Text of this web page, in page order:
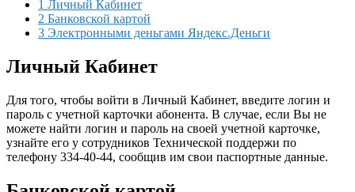
1 Личный Кабинет
2 Банковской картой
3 Электронными деньгами Яндекс.Деньги
Личный Кабинет
Для того, чтобы войти в Личный Кабинет, введите логин и
пароль с учетной карточки абонента. В случае, если Вы не
можете найти логин и пароль на своей учетной карточке,
узнайте его у сотрудников Технической поддержи по
телефону 334-40-44, сообщив им свои паспортные данные.